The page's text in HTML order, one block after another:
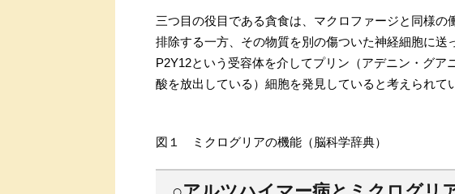
三つ目の役目である貪食は、マクロファージと同様の
排除する一方、その物質を別の傷ついた神経細胞に送
P2Y12という受容体を介してプリン（アデニン・グア
酸を放出している）細胞を発見していると考えられて
図１ ミクログリアの機能（脳科学辞典）